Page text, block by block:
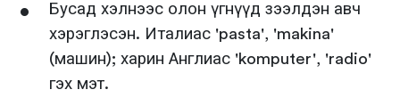
Бусад хэлнээс олон үгнүүд зээлдэн авч
хэрэглэсэн. Италиас 'pasta', 'makina'
(машин); харин Англиас 'komputer', 'radio'
гэх мэт.